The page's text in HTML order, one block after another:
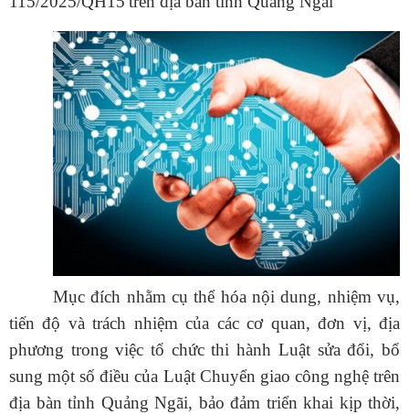
Mục đích nhằm cụ thể hóa nội dung, nhiệm vụ,
tiến độ và trách nhiệm của các cơ quan, đơn vị, địa
phương trong việc tổ chức thi hành Luật sửa đổi, bổ
sung một số điều của Luật Chuyển giao công nghệ trên
địa bàn tỉnh Quảng Ngãi, bảo đảm triển khai kịp thời,